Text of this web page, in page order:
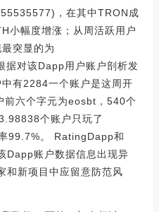
，在其中TRON成
小幅度增涨；从周活跃用户
突显的为
据对该Dapp用户账户剖析发
有2284一个账户是这周开
六个字元为eosbt，540个
个账户只玩了
99.7%。 RatingDapp和
Dapp账户数据信息出现异
和新项目中应留意防范风